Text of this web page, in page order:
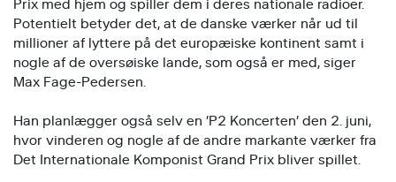
Prix med hjem og spiller dem i deres nationale radioer.
Potentielt betyder det, at de danske værker når ud til
millioner af lyttere på det europæiske kontinent samt i
nogle af de oversøiske lande, som også er med, siger
Max Fage-Pedersen.
Han planlægger også selv en ’P2 Koncerten’ den 2. juni,
hvor vinderen og nogle af de andre markante værker fra
Det Internationale Komponist Grand Prix bliver spillet.